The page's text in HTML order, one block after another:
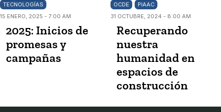
TECNOLOGÍAS
15 ENERO, 2025 - 7:00 AM
2025: Inicios de
promesas y
campañas
OCDE
PIAAC
31 OCTUBRE, 2024 - 8:00 AM
Recuperando
nuestra
humanidad en
espacios de
construcción